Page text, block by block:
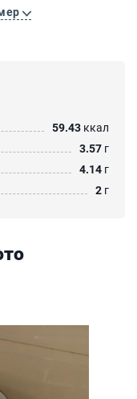
59.43 ккал
3.57 г
4.14 г
2 г